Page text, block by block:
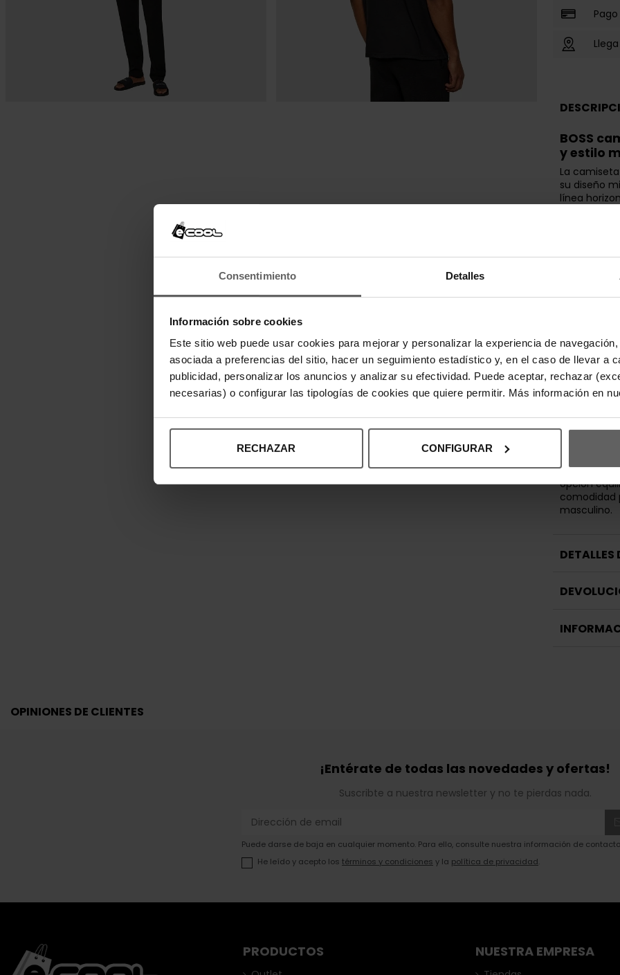
Consentimiento Detalles
Información sobre cookies
Este sitio web puede usar cookies para mejorar y personalizar la experiencia de
asociada a preferencias del sitio, hacer un seguimiento estadístico y, en el caso de llevar a
publicidad, personalizar los anuncios y analizar su efectividad. Puede aceptar, rechazar
necesarias) o configurar las tipologías de cookies que quiere permitir. Más información en
RECHAZAR CONFIGURAR
BOSS
y estilo
La
su diseño
línea
quienes
camiseta
sensación
Diseñada
camiseta
limpia con
aporta
Perfecta
BOSS se
opción
comodidad
masculino.
DETALLES
OPINIONES DE CLIENTES
¡Entérate de todas las novedades y ofertas!
Suscribte a nuestra newsletter y no te pierdas nada.
Puede darse de baja en cualquier momento. Para ello, consulte nuestra información de
He leído y acepto los términos y condiciones y la política de privacidad.
PRODUCTOS NUESTRA EMPRESA